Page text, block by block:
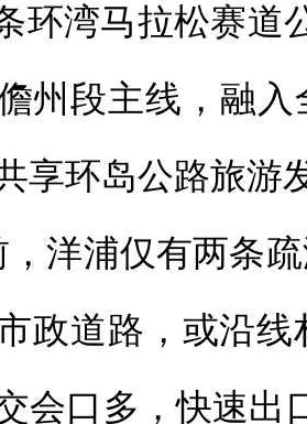
环湾马拉松赛道
州段主线，融
享环岛公路旅游
浦仅有两条疏
政道路，或沿
会口多，快速出